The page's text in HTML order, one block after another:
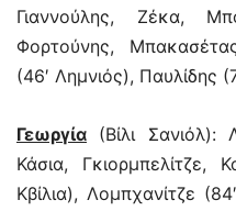
Γιαννούλης, Ζέκα,
Φορτούνης,
(46′ Λημνιός), Παυλίδης
Γεωργία (Βίλι Σανιόλ):
Κάσια, Γκιορμπελίτζε,
Κβίλια), Λομπχανίτζε